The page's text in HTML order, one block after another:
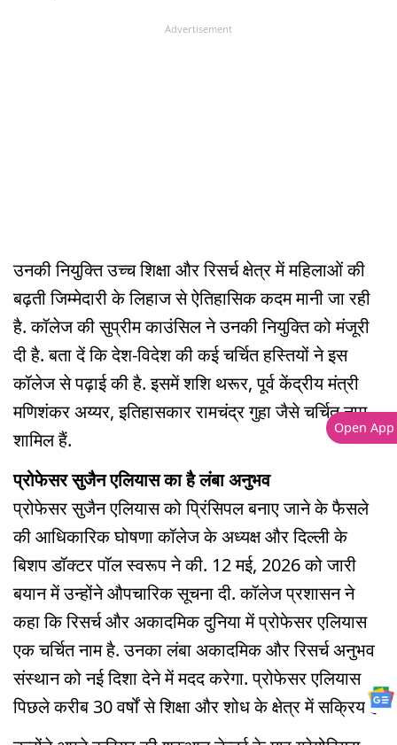
Advertisement
उनकी नियुक्ति उच्च शिक्षा और रिसर्च क्षेत्र में महिलाओं की
बढ़ती जिम्मेदारी के लिहाज से ऐतिहासिक कदम मानी जा रही
है. कॉलेज की सुप्रीम काउंसिल ने उनकी नियुक्ति को मंजूरी
दी है. बता दें कि देश-विदेश की कई चर्चित हस्तियों ने इस
कॉलेज से पढ़ाई की है. इसमें शशि थरूर, पूर्व केंद्रीय मंत्री
मणिशंकर अय्यर, इतिहासकार रामचंद्र गुहा जैसे चर्चित नाम
शामिल हैं.
प्रोफेसर सुजैन एलियास का है लंबा अनुभव
प्रोफेसर सुजैन एलियास को प्रिंसिपल बनाए जाने के फैसले
की आधिकारिक घोषणा कॉलेज के अध्यक्ष और दिल्ली के
बिशप डॉक्टर पॉल स्वरूप ने की. 12 मई, 2026 को जारी
बयान में उन्होंने औपचारिक सूचना दी. कॉलेज प्रशासन ने
कहा कि रिसर्च और अकादमिक दुनिया में प्रोफेसर एलियास
एक चर्चित नाम है. उनका लंबा अकादमिक और रिसर्च अनुभव
संस्थान को नई दिशा देने में मदद करेगा. प्रोफेसर एलियास
पिछले करीब 30 वर्षों से शिक्षा और शोध के क्षेत्र में सक्रिय हैं.
Open App